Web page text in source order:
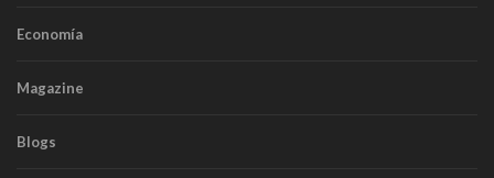
Economía
Magazine
Blogs